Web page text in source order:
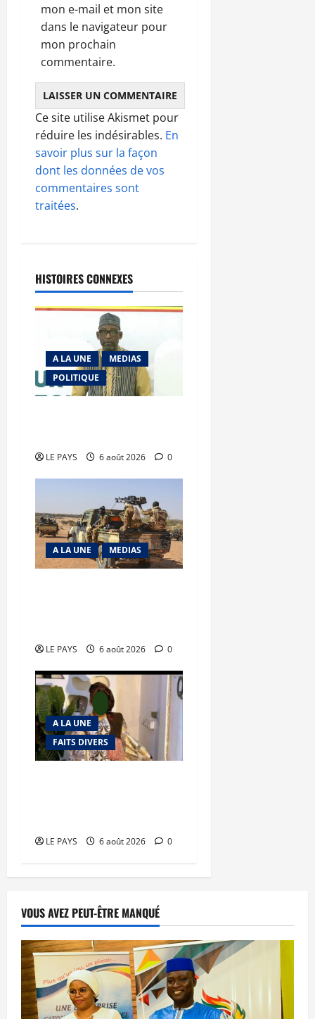
mon e-mail et mon site
dans le navigateur pour
mon prochain
commentaire.
Ce site utilise Akismet pour
réduire les indésirables. En
savoir plus sur la façon
dont les données de vos
commentaires sont
traitées.
HISTOIRES CONNEXES
A LA UNE
MEDIAS
POLITIQUE
LE PAYS 6 août 2026 0
A LA UNE MEDIAS
LE PAYS 6 août 2026 0
A LA UNE
FAITS DIVERS
LE PAYS 6 août 2026 0
VOUS AVEZ PEUT-ÊTRE MANQUÉ